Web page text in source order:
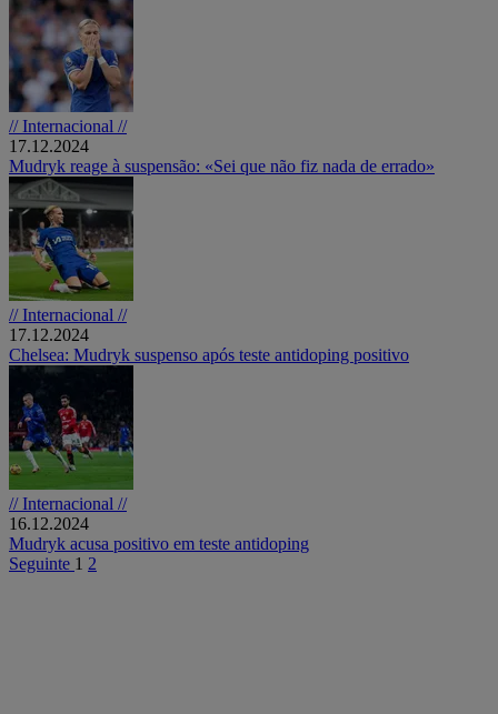
// Internacional //
17.12.2024
Mudryk reage à suspensão: «Sei que não fiz nada de errado»
// Internacional //
17.12.2024
Chelsea: Mudryk suspenso após teste antidoping positivo
// Internacional //
16.12.2024
Mudryk acusa positivo em teste antidoping
Seguinte 1 2